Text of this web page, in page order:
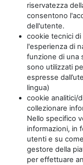
riservatezza
consentono
dell'utente.
cookie tecnici di
l'esperienza di
funzione di una
sono utilizzati
espresse
lingua)
cookie analitici/
collezionare
Nello specifico
informazioni, in
utenti e su
gestore della
per effettuare